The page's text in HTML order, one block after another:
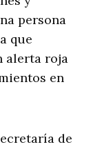
persona
que
alerta roja
en
de